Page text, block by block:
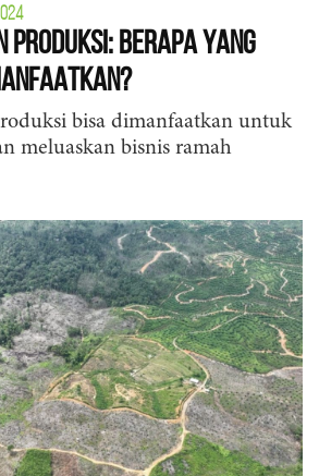
Produksi: Berapa yang
bisa dimanfaatkan untuk
meluaskan bisnis ramah